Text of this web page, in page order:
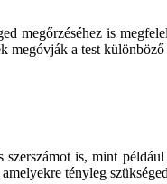
megőrzéséhez is
megóvják a test
is, mint
tényleg